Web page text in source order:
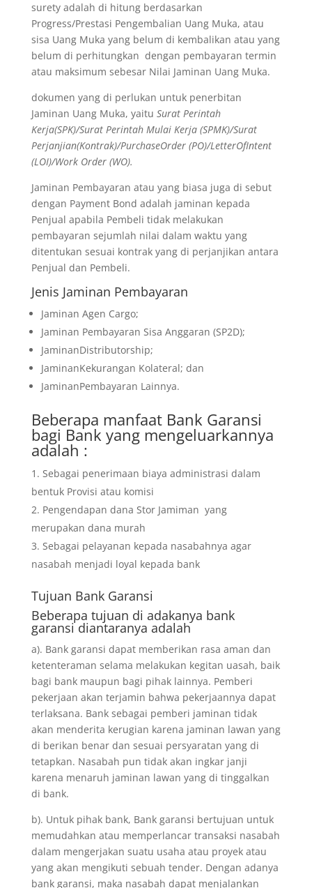
surety adalah di hitung berdasarkan
Progress/Prestasi Pengembalian Uang Muka, atau
sisa Uang Muka yang belum di kembalikan atau yang
belum di perhitungkan dengan pembayaran termin
atau maksimum sebesar Nilai Jaminan Uang Muka.
dokumen yang di perlukan untuk penerbitan
Jaminan Uang Muka, yaitu Surat Perintah
Kerja(SPK)/Surat Perintah Mulai Kerja (SPMK)/Surat
Perjanjian(Kontrak)/PurchaseOrder (PO)/LetterOfIntent
(LOI)/Work Order (WO).
Jaminan Pembayaran atau yang biasa juga di sebut
dengan Payment Bond adalah jaminan kepada
Penjual apabila Pembeli tidak melakukan
pembayaran sejumlah nilai dalam waktu yang
ditentukan sesuai kontrak yang di perjanjikan antara
Penjual dan Pembeli.
Jenis Jaminan Pembayaran
Jaminan Agen Cargo;
Jaminan Pembayaran Sisa Anggaran (SP2D);
JaminanDistributorship;
JaminanKekurangan Kolateral; dan
JaminanPembayaran Lainnya.
Beberapa manfaat Bank Garansi
bagi Bank yang mengeluarkannya
adalah :
Sebagai penerimaan biaya administrasi dalam
bentuk Provisi atau komisi
Pengendapan dana Stor Jamiman yang
merupakan dana murah
Sebagai pelayanan kepada nasabahnya agar
nasabah menjadi loyal kepada bank
Tujuan Bank Garansi
Beberapa tujuan di adakanya bank
garansi diantaranya adalah
a). Bank garansi dapat memberikan rasa aman dan
ketenteraman selama melakukan kegitan uasah, baik
bagi bank maupun bagi pihak lainnya. Pemberi
pekerjaan akan terjamin bahwa pekerjaannya dapat
terlaksana. Bank sebagai pemberi jaminan tidak
akan menderita kerugian karena jaminan lawan yang
di berikan benar dan sesuai persyaratan yang di
tetapkan. Nasabah pun tidak akan ingkar janji
karena menaruh jaminan lawan yang di tinggalkan
di bank.
b). Untuk pihak bank, Bank garansi bertujuan untuk
memudahkan atau memperlancar transaksi nasabah
dalam mengerjakan suatu usaha atau proyek atau
yang akan mengikuti sebuah tender. Dengan adanya
bank garansi, maka nasabah dapat menjalankan